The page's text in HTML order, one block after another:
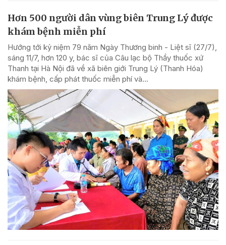
Hơn 500 người dân vùng biên Trung Lý được
khám bệnh miễn phí
Hướng tới kỷ niệm 79 năm Ngày Thương binh - Liệt sĩ (27/7),
sáng 11/7, hơn 120 y, bác sĩ của Câu lạc bộ Thầy thuốc xứ
Thanh tại Hà Nội đã về xã biên giới Trung Lý (Thanh Hóa)
khám bệnh, cấp phát thuốc miễn phí và...